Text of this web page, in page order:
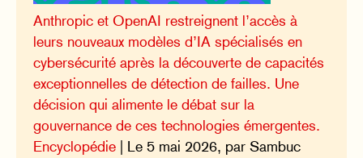
Anthropic et OpenAI restreignent l’accès à
leurs nouveaux modèles d’IA spécialisés en
cybersécurité après la découverte de capacités
exceptionnelles de détection de failles. Une
décision qui alimente le débat sur la
gouvernance de ces technologies émergentes.
Encyclopédie | Le 5 mai 2026, par Sambuc